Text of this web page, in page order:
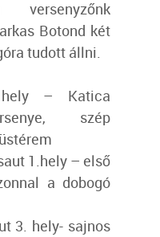
versenyzőnk
Botond két
tudott állni.
– Katica
szép
1.hely – első
a dobogó
3. hely- sajnos